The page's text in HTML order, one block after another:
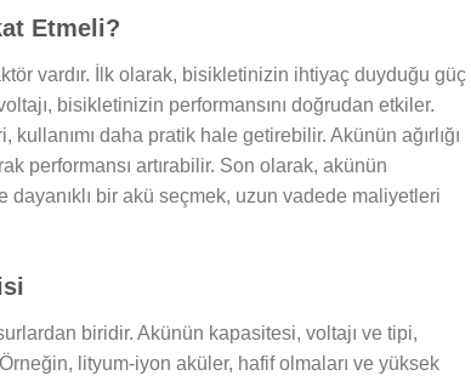
Etmeli?
vardır. İlk olarak, bisikletinizin ihtiyaç duyduğu güç
bisikletinizin performansını doğrudan etkiler.
daha pratik hale getirebilir. Akünün ağırlığı
performansı artırabilir. Son olarak, akünün
dayanıklı bir akü seçmek, uzun vadede maliyetleri
biridir. Akünün kapasitesi, voltajı ve tipi,
lityum-iyon aküler, hafif olmaları ve yüksek